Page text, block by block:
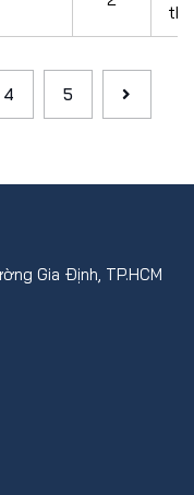
4 5
Gia Định, TP.HCM